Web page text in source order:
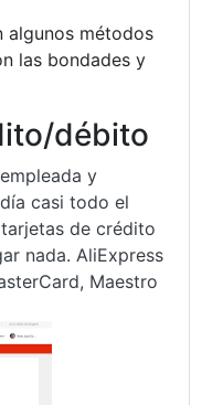
algunos métodos
las bondades y
débito
y
casi todo el
de crédito
nada. AliExpress
Maestro